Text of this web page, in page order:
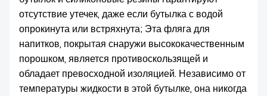
отсутствие утечек, даже если бутылка с водой
опрокинута или встряхнута; Эта фляга для
напитков, покрытая снаружи высококачественным
порошком, является противоскользящей и
обладает превосходной изоляцией. Независимо от
температуры жидкости в этой бутылке, она никогда